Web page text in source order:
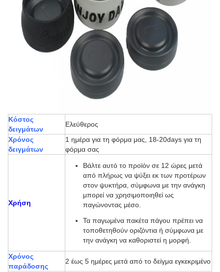
Κόστος
δειγμάτων
Ελεύθερος
Χρόνος
δειγμάτων
1 ημέρα για τη φόρμα μας, 18-20days για τη
φόρμα σας
Χρήση
Βάλτε αυτό το προϊόν σε 12 ώρες μετά
από πλήρως να ψύξει εκ των προτέρων
στον ψυκτήρα, σύμφωνα με την ανάγκη
μπορεί να χρησιμοποιηθεί ως
παγώνοντας μέσο.
Τα παγωμένα πακέτα πάγου πρέπει να
τοποθετηθούν οριζόντια ή σύμφωνα με
την ανάγκη να καθοριστεί η μορφή.
Χρόνος
παράδοσης
2 έως 5 ημέρες μετά από το δείγμα εγκεκριμένο